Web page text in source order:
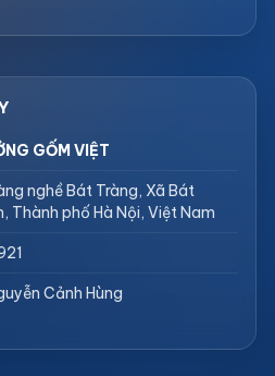
GỐM VIỆT
nghề Bát Tràng, Xã Bát
Thành phố Hà Nội, Việt Nam
Cảnh Hùng